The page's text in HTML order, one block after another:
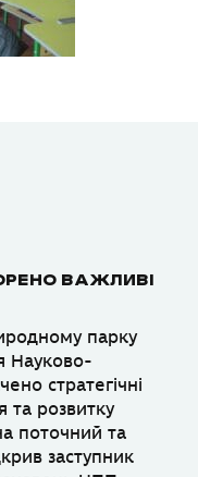
ВАЖЛИВІ
парку
Науково-
стратегічні
та розвитку
поточний та
заступник